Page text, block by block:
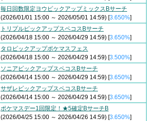
毎日回数限定ヨウピックアップミックスBサーチ
(2026/01/01 15:00 ～ 2026/05/01 14:59) [3.650%]
トリプルピックアップスペコスBサーチ
(2026/04/18 15:00 ～ 2026/04/29 14:59) [3.650%]
タロピックアップポケマスフェス
(2026/04/18 15:00 ～ 2026/04/29 14:59) [3.500%]
ソニアピックアップスペコスBサーチ
(2026/04/14 15:00 ～ 2026/04/29 14:59) [3.650%]
サザレピックアップスペコスBサーチ
(2026/04/14 15:00 ～ 2026/04/29 14:59) [3.650%]
ポケマスデー1回限定！★5確定BサーチB
(2026/04/25 15:00 ～ 2026/04/26 14:59) [3.650%]